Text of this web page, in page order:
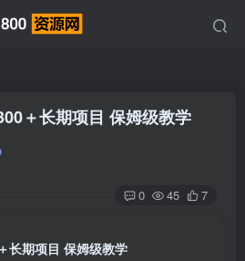
＋长期项目 保姆级教学
0 45 7
长期项目 保姆级教学